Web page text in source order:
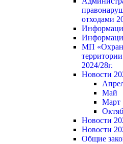
отходами
МП
2024/28г.
Новости
Май
Март
Новости
Новости
Общие